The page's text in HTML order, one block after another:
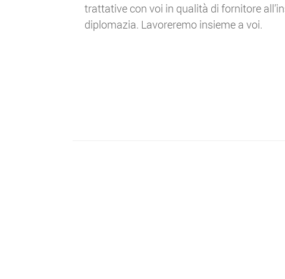
trattative con voi in qualità di fornitore
diplomazia. Lavoreremo insieme a voi.